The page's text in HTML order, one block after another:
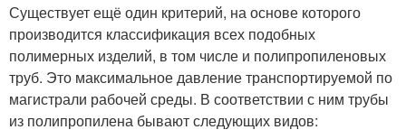
Существует ещё один критерий, на основе которого
производится классификация всех подобных
полимерных изделий, в том числе и полипропиленовых
труб. Это максимальное давление транспортируемой по
магистрали рабочей среды. В соответствии с ним трубы
из полипропилена бывают следующих видов: